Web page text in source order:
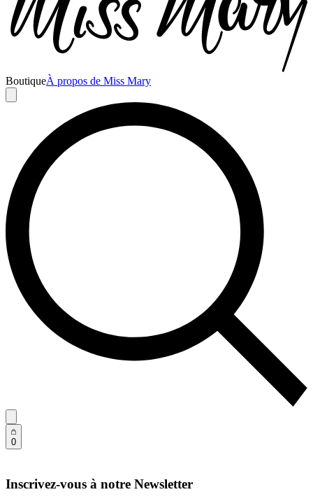
BoutiqueÀ propos de Miss Mary
0
Inscrivez-vous à notre Newsletter